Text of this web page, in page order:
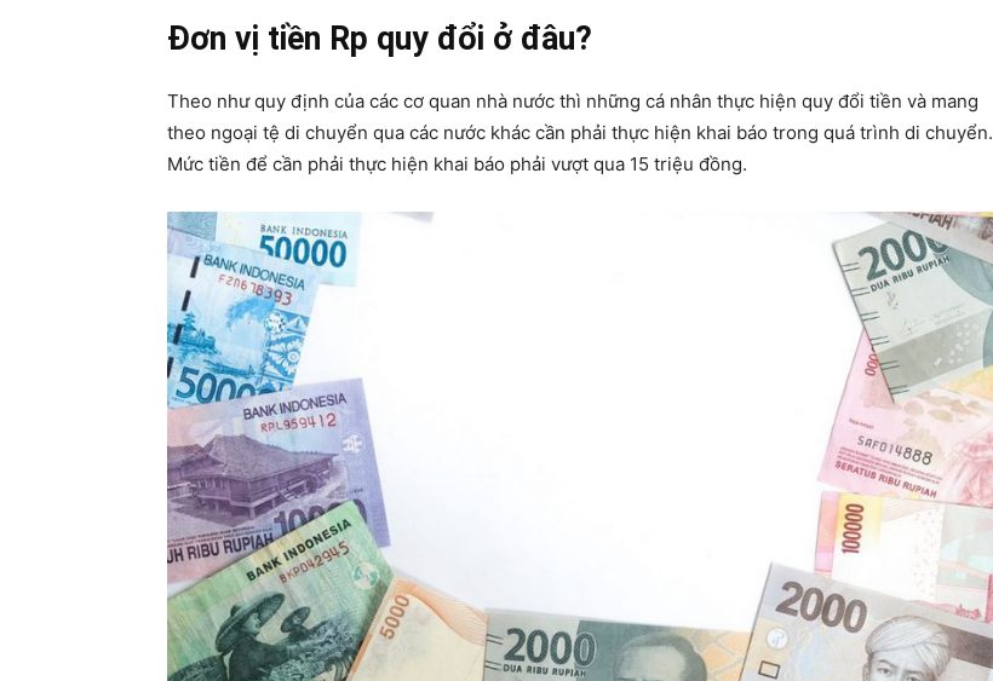
Đơn vị tiền Rp quy đổi ở đâu?
Theo như quy định của các cơ quan nhà nước thì những cá nhân thực hiện quy đổi tiền và mang
theo ngoại tệ di chuyển qua các nước khác cần phải thực hiện khai báo trong quá trình di chuyển.
Mức tiền để cần phải thực hiện khai báo phải vượt qua 15 triệu đồng.